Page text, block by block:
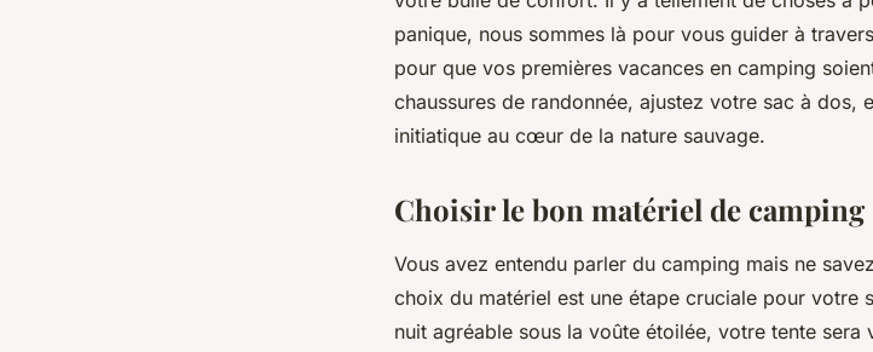
panique, nous sommes là pour vous guider à
pour que vos premières vacances en camping
chaussures de randonnée, ajustez votre sac à dos,
initiatique au cœur de la nature sauvage.
Choisir le bon matériel de camping
Vous avez entendu parler du camping mais ne
choix du matériel est une étape cruciale pour votre
nuit agréable sous la voûte étoilée, votre tente